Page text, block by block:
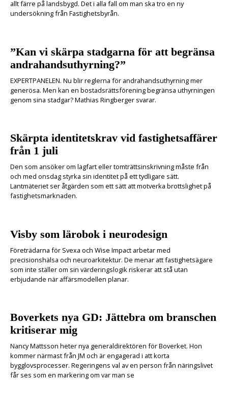
allt färre på landsbygd. Det i alla fall om man ska tro en ny
undersökning från Fastighetsbyrån.
”Kan vi skärpa stadgarna för att begränsa
andrahandsuthyrning?”
EXPERTPANELEN. Nu blir reglerna för andrahandsuthyrning mer
generösa. Men kan en bostadsrättsförening begränsa uthyrningen
genom sina stadgar? Mathias Ringberger svarar.
Skärpta identitetskrav vid fastighetsaffärer
från 1 juli
Den som ansöker om lagfart eller tomträttsinskrivning måste från
och med onsdag styrka sin identitet på ett tydligare sätt.
Lantmäteriet ser åtgärden som ett sätt att motverka brottslighet på
fastighetsmarknaden.
Visby som lärobok i neurodesign
Företrädarna för Svexa och Wise Impact arbetar med
precisionshälsa och neuroarkitektur. De menar att fastighetsägare
som inte ställer om sin värderingslogik riskerar att stå utan
erbjudande när affärsmodellen planar.
Boverkets nya GD: Jättebra om branschen
kritiserar mig
Nancy Mattsson heter nya generaldirektören för Boverket. Hon
kommer närmast från JM och är engagerad i att korta
bygglovsprocesser. Regeringens val av en person från näringslivet
får ses som en markering om var man se